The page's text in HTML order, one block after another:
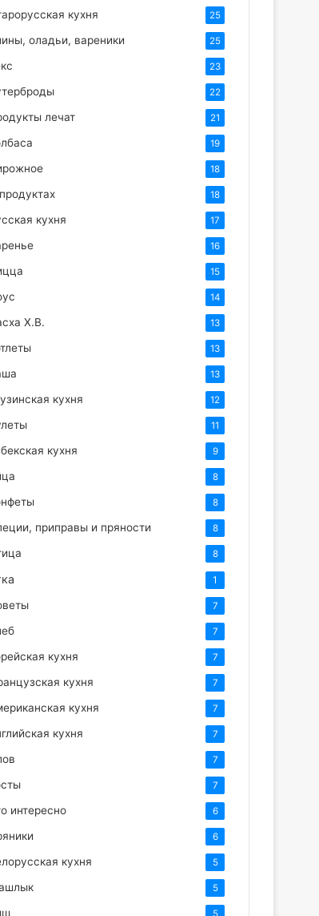
кухня 25
оладьи, вареники 25
23
22
лечат 21
19
18
18
кухня 17
16
15
14
Х.В. 13
13
13
кухня 12
11
кухня 9
8
8
приправы и пряности 8
8
1
7
7
кухня 7
кухня 7
кухня 7
кухня 7
7
7
интересно 6
6
кухня 5
5
5